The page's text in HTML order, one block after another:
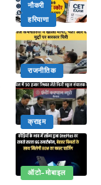
नौकरी
हरियाणा
राजनीतिक
क्राइम
ऑटो-मोबाइल